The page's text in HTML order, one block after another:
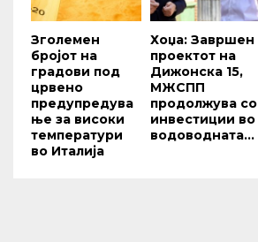
Зголемен
бројот на
градови под
црвено
предупредува
ње за високи
температури
во Италија
Хоџа: Завршен
проектот на
Дижонска 15,
МЖСПП
продолжува со
инвестиции во
водоводната...